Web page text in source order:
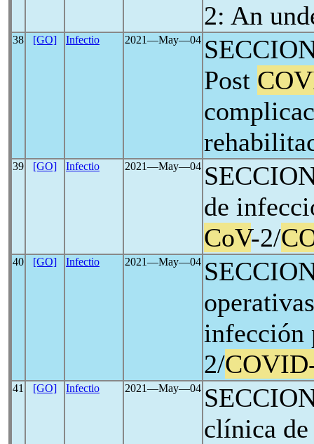
2: An
38 [GO] Infectio 2021―May―04
Post
39 [GO] Infectio 2021―May―04
de
CoV-2/
40 [GO] Infectio 2021―May―04
2/
41 [GO] Infectio 2021―May―04
clínica de